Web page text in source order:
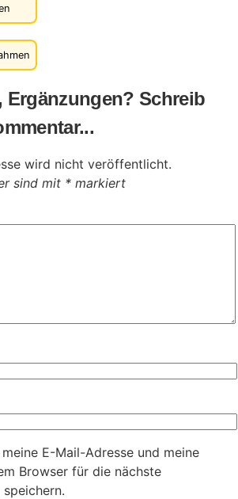
Ergänzungen? Schreib
wird nicht veröffentlicht.
sind mit *markiert
E-Mail-Adresse und meine
Browser für die nächste